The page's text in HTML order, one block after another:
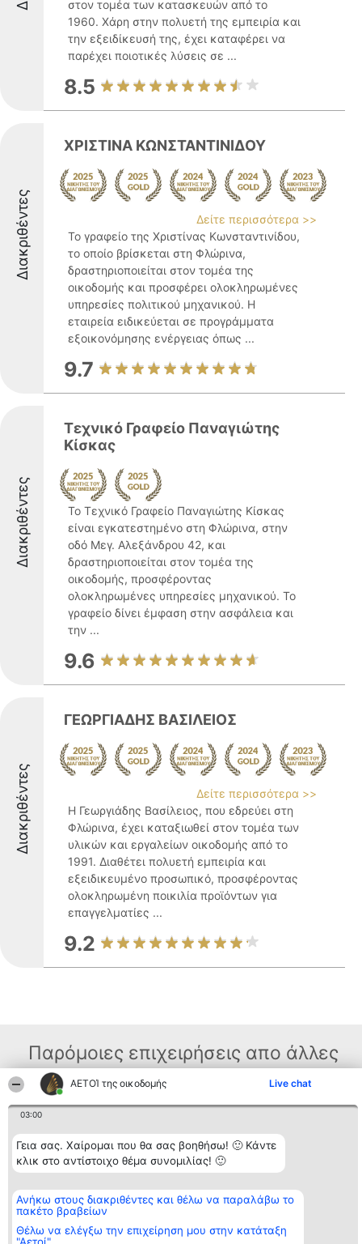
ΑΕΤΟΊ της οικοδομής Live chat
03:00
Γεια σας. Χαίρομαι που θα σας βοηθήσω! 🙂 Κάντε
κλικ στο αντίστοιχο θέμα συνομιλίας! 🙂
Ανήκω στους διακριθέντες και θέλω να παραλάβω το
πακέτο βραβείων
Θέλω να ελέγξω την επιχείρηση μου στην κατάταξη
στον τομέα των κατασκευών από το
1960. Χάρη στην πολυετή της εμπειρία και
την εξειδίκευσή της, έχει καταφέρει να
παρέχει ποιοτικές λύσεις σε ...
8.5
Διακριθέντες
ΧΡΙΣΤΙΝΑ ΚΩΝΣΤΑΝΤΙΝΙΔΟΥ
Δείτε περισσότερα >>
Το γραφείο της Χριστίνας Κωνσταντινίδου,
το οποίο βρίσκεται στη Φλώρινα,
δραστηριοποιείται στον τομέα της
οικοδομής και προσφέρει ολοκληρωμένες
υπηρεσίες πολιτικού μηχανικού. Η
εταιρεία ειδικεύεται σε προγράμματα
εξοικονόμησης ενέργειας όπως ...
9.7
Διακριθέντες
Τεχνικό Γραφείο Παναγιώτης
Κίσκας
Το Τεχνικό Γραφείο Παναγιώτης Κίσκας
είναι εγκατεστημένο στη Φλώρινα, στην
οδό Μεγ. Αλεξάνδρου 42, και
δραστηριοποιείται στον τομέα της
οικοδομής, προσφέροντας
ολοκληρωμένες υπηρεσίες μηχανικού. Το
γραφείο δίνει έμφαση στην ασφάλεια και
την ...
9.6
Διακριθέντες
ΓΕΩΡΓΙΑΔΗΣ ΒΑΣΙΛΕΙΟΣ
Δείτε περισσότερα >>
Η Γεωργιάδης Βασίλειος, που εδρεύει στη
Φλώρινα, έχει καταξιωθεί στον τομέα των
υλικών και εργαλείων οικοδομής από το
1991. Διαθέτει πολυετή εμπειρία και
εξειδικευμένο προσωπικό, προσφέροντας
ολοκληρωμένη ποικιλία προϊόντων για
επαγγελματίες ...
9.2
Παρόμοιες επιχειρήσεις απο άλλες
περιοχές
Διοργανωτής της
κατάταξης
BEAUTIFUL COMPANY
Μονοπρόσωπη ΙΚΕ
2104128019
email:
aetoi@beautifulcompany.co
Κατάταξη
Διακριθέντες
Λίστα όλων
Μεθοδολογία
Όροι &
ΠΟΛΙΤΙΚΗ
Επικοινωνία
Επικοινωνία